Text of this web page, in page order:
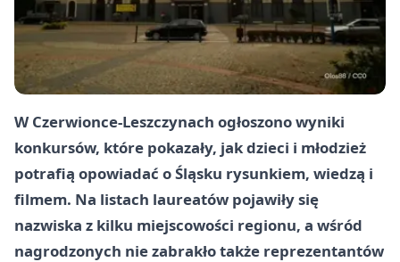
W Czerwionce-Leszczynach ogłoszono wyniki
konkursów, które pokazały, jak dzieci i młodzież
potrafią opowiadać o Śląsku rysunkiem, wiedzą i
filmem. Na listach laureatów pojawiły się
nazwiska z kilku miejscowości regionu, a wśród
nagrodzonych nie zabrakło także reprezentantów